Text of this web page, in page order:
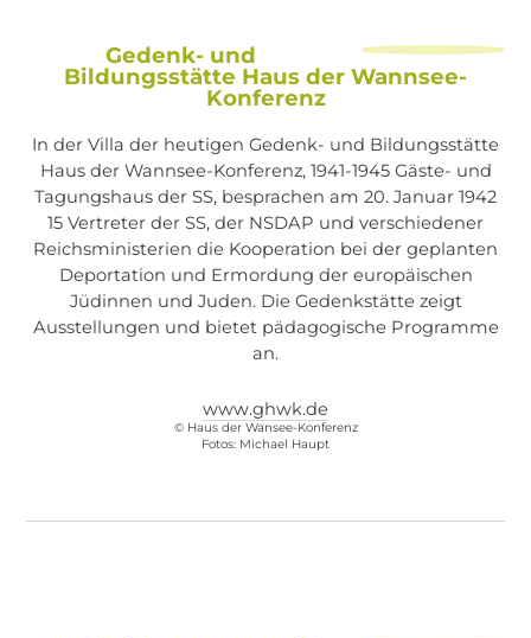
Gedenk- und
Bildungsstätte Haus der Wannsee-
Konferenz
In der Villa der heutigen Gedenk- und Bildungsstätte
Haus der Wannsee-Konferenz, 1941-1945 Gäste- und
Tagungshaus der SS, besprachen am 20. Januar 1942
15 Vertreter der SS, der NSDAP und verschiedener
Reichsministerien die Kooperation bei der geplanten
Deportation und Ermordung der europäischen
Jüdinnen und Juden. Die Gedenkstätte zeigt
Ausstellungen und bietet pädagogische Programme
an.
www.ghwk.de
© Haus der Wansee-Konferenz
Fotos: Michael Haupt